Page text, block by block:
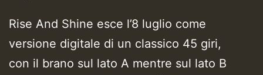
Rise And Shine esce l’8 luglio come
versione digitale di un classico 45 giri,
con il brano sul lato A mentre sul lato B